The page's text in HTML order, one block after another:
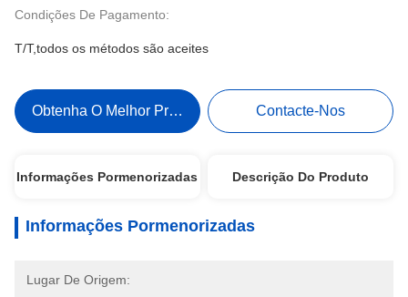
Condições De Pagamento:
T/T,todos os métodos são aceites
Obtenha O Melhor Preço Contacte-Nos
Informações Pormenorizadas Descrição Do Produto
Informações Pormenorizadas
Lugar De Origem: